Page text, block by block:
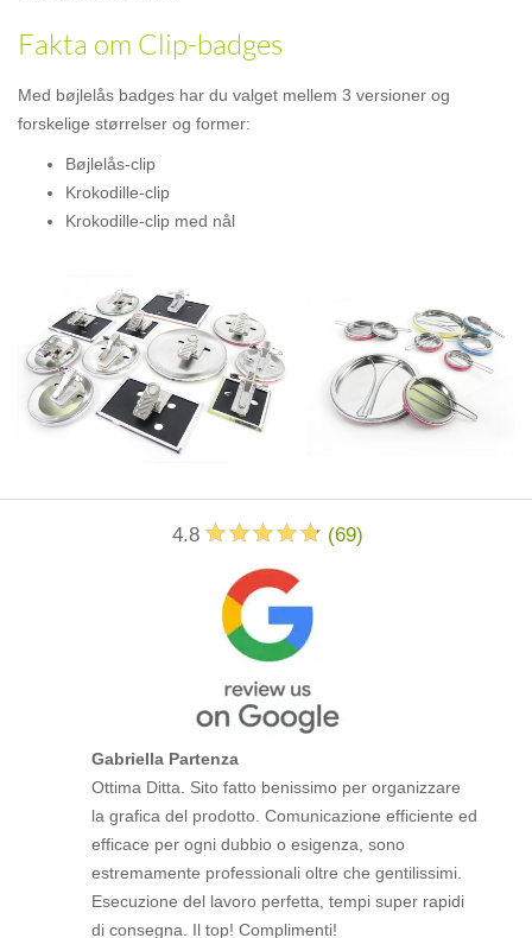
Fakta om Clip-badges
Med bøjlelås badges har du valget mellem 3 versioner og
forskelige størrelser og former:
Bøjlelås-clip
Krokodille-clip
Krokodille-clip med nål
4.8 (69)
Gabriella Partenza
Ottima Ditta. Sito fatto benissimo per organizzare
la grafica del prodotto. Comunicazione efficiente ed
efficace per ogni dubbio o esigenza, sono
estremamente professionali oltre che gentilissimi.
Esecuzione del lavoro perfetta, tempi super rapidi
di consegna. Il top! Complimenti!